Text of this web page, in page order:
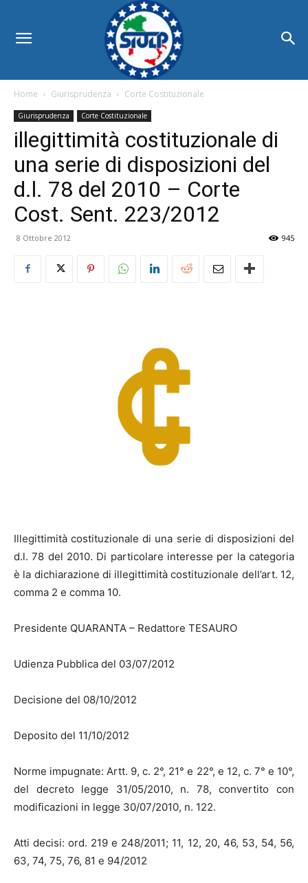
Home Giurisprudenza Corte Costituzionale
Giurisprudenza Corte Costituzionale
illegittimità costituzionale di
una serie di disposizioni del
d.l. 78 del 2010 – Corte
Cost. Sent. 223/2012
8 Ottobre 2012 945
Illegittimità costituzionale di una serie di disposizioni del
d.l. 78 del 2010. Di particolare interesse per la categoria
è la dichiarazione di illegittimità costituzionale dell’art. 12,
comma 2 e comma 10.
Presidente QUARANTA – Redattore TESAURO
Udienza Pubblica del 03/07/2012
Decisione del 08/10/2012
Deposito del 11/10/2012
Norme impugnate: Artt. 9, c. 2°, 21° e 22°, e 12, c. 7° e 10°,
del decreto legge 31/05/2010, n. 78, convertito con
modificazioni in legge 30/07/2010, n. 122.
Atti decisi: ord. 219 e 248/2011; 11, 12, 20, 46, 53, 54, 56,
63, 74, 75, 76, 81 e 94/2012